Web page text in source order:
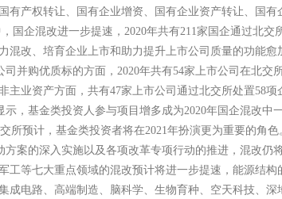
有产权转让、国有企业增资、国有企业资产转让、国有
国企混改进一步提速， 2020年共有211家国企通过北交
混改、培育企业上市和助力提升上市公司质量的功能愈
司并购优质标的方面，2020年共有54家上市公司在北交
主业资产方面，共有47家上市公司通过北交所处置58项
示，基金类投资人参与项目增多成为2020年国企混改中
所预计，基金类投资者将在2021年扮演更为重要的角色
方案的深入实施以及各项改革专项行动的推进，混改仍
工等七大重点领域的混改预计将进一步提速，能源结
成电路、高端制造、脑科学、生物育种、空天科技、